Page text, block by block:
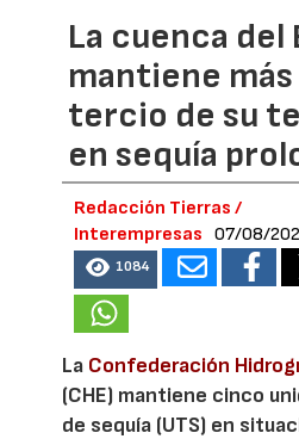
La cuenca del
mantiene más
tercio de su
en sequía
Redacción Tierras /
Interempresas
07/08/
1084
La Confederación
(CHE) mantiene cinco
de sequía (UTS) en